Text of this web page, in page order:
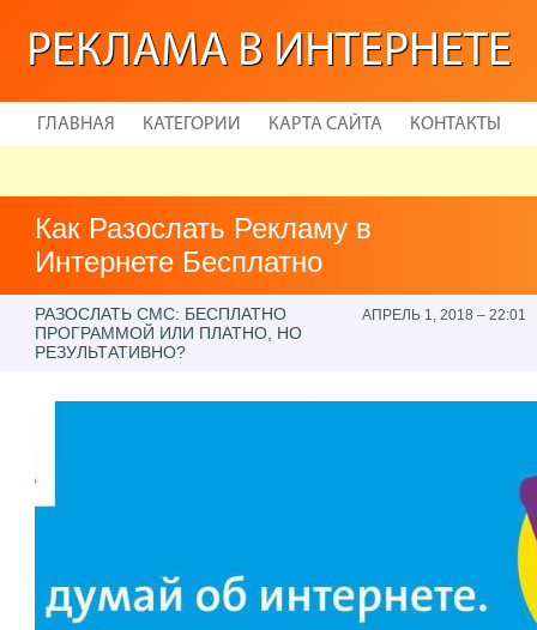
РЕКЛАМА В ИНТЕРНЕТЕ
ГЛАВНАЯ КАТЕГОРИИ КАРТА САЙТА КОНТАКТЫ
Как Разослать Рекламу в
Интернете Бесплатно
РАЗОСЛАТЬ СМС: БЕСПЛАТНО
ПРОГРАММОЙ ИЛИ ПЛАТНО, НО
РЕЗУЛЬТАТИВНО?
АПРЕЛЬ 1, 2018 – 22:01